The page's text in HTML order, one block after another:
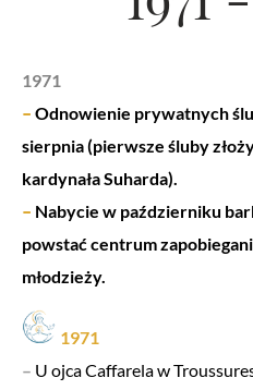
1971
– Odnowienie prywatnych
sierpnia (pierwsze śluby
kardynała Suharda).
– Nabycie w październiku
powstać centrum
młodzieży.
1971
– U ojca Caffarela w